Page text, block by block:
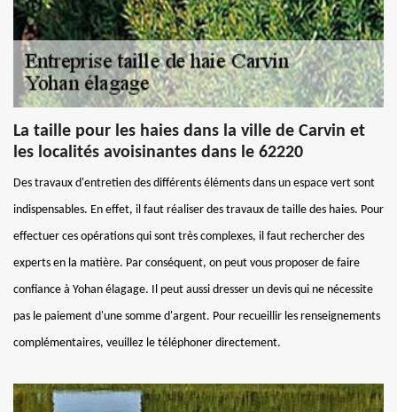
La taille pour les haies dans la ville de Carvin et
les localités avoisinantes dans le 62220
Des travaux d'entretien des différents éléments dans un espace vert sont
indispensables. En effet, il faut réaliser des travaux de taille des haies. Pour
effectuer ces opérations qui sont très complexes, il faut rechercher des
experts en la matière. Par conséquent, on peut vous proposer de faire
confiance à Yohan élagage. Il peut aussi dresser un devis qui ne nécessite
pas le paiement d'une somme d'argent. Pour recueillir les renseignements
complémentaires, veuillez le téléphoner directement.